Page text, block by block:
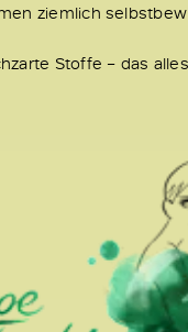
ziemlich
Stoffe – das